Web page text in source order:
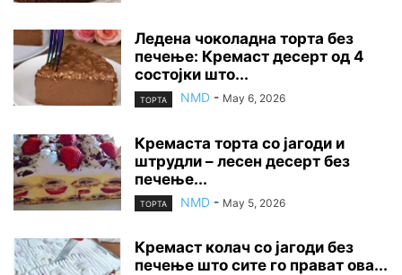
Ледена чоколадна торта без
печење: Кремаст десерт од 4
состојки што...
ТОРТА NMD - May 6, 2026
Кремаста торта со јагоди и
штрудли – лесен десерт без
печење...
ТОРТА NMD - May 5, 2026
Кремаст колач со јагоди без
печење што сите го прават ова...